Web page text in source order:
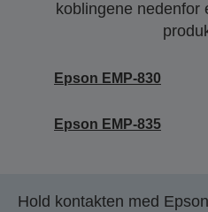
koblingene nedenfor
Epson EMP-830
Epson EMP-835
Hold kontakten med Epson